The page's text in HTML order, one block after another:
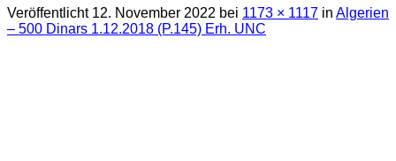
Veröffentlicht 12. November 2022 bei 1173 × 1117 in Algerien
– 500 Dinars 1.12.2018 (P.145) Erh. UNC